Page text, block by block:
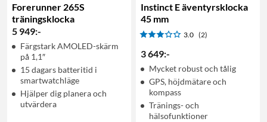
Forerunner 265S
träningsklocka
5 949:-
Färgstark AMOLED-skärm
på 1,1″
15 dagars batteritid i
smartwatchläge
Hjälper dig planera och
utvärdera
Instinct E äventyrsklocka
45 mm
3.0 (2)
3 649:-
Mycket robust och tålig
GPS, höjdmätare och
kompass
Tränings- och
hälsofunktioner